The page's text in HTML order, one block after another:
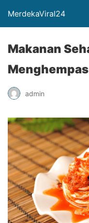
MerdekaViral24
Makanan
admin